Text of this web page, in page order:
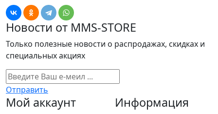
Новости от MMS-STORE
Только полезные новости о распродажах, скидках и
специальных акциях
Отправить
Мой аккаунт Информация